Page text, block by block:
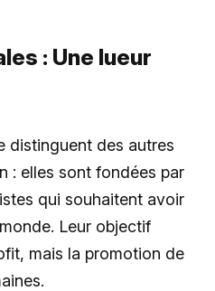
: Une lueur
distinguent des autres
: elles sont fondées par
qui souhaitent avoir
Leur objectif
mais la promotion de